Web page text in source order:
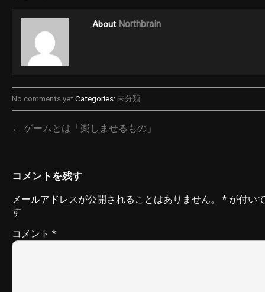
About Northbrain
No comments yet Categories: 未分類
← ゲームとは「楽しませるもの」
コメントを残す
メールアドレスが公開されることはありません。 * が付い
す
コメント *